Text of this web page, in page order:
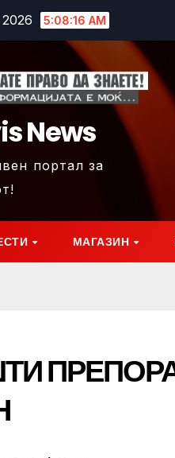
5:08:18 AM
News
портал за
МАГАЗИН